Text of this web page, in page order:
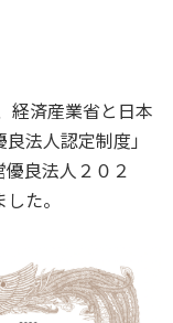
経済産業省と日本
法人認定制度」
良法人２０２
た。